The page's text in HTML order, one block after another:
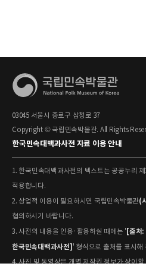
03045 서울시 종로구 삼청로 37
Copyright © 국립민속박물관. All Rights
한국민속대백과사전 자료 이용 안내
1. 한국민속대백과사전의 텍스트는 공공누리
적용합니다.
2. 상업적 이용이 필요하시면 국립민속박물관(
협의하시기 바랍니다.
3. 사전의 내용을 인용·활용하실 때에는 ' [출처:
한국민속대백과사전] ' 형식으로 출처를 표시해
4. 사진 및 동영상은 개별 저작권 정보가 상이